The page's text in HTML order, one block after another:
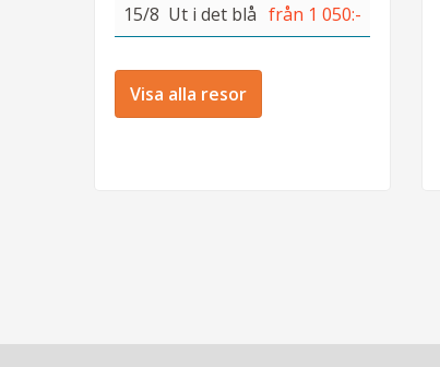
15/8 Ut i det blå från 1 050:-
Visa alla resor